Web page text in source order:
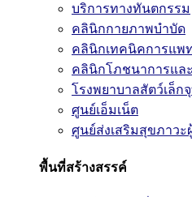
บริการทางทันตกรรม
คลินิกกายภาพบำบัด
คลินิกเทคนิคการแพ
คลินิกโภชนาการแล
โรงพยาบาลสัตว์เล็ก
ศูนย์เอ็มเน็ต
ศูนย์ส่งเสริมสุขภาวะ
พื้นที่สร้างสรรค์